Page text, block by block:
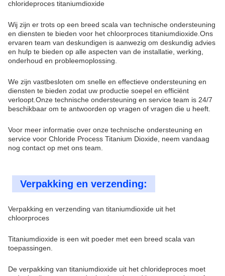
chlorideproces titaniumdioxide
Wij zijn er trots op een breed scala van technische ondersteuning
en diensten te bieden voor het chloorproces titaniumdioxide.Ons
ervaren team van deskundigen is aanwezig om deskundig advies
en hulp te bieden op alle aspecten van de installatie, werking,
onderhoud en probleemoplossing.
We zijn vastbesloten om snelle en effectieve ondersteuning en
diensten te bieden zodat uw productie soepel en efficiënt
verloopt.Onze technische ondersteuning en service team is 24/7
beschikbaar om te antwoorden op vragen of vragen die u heeft.
Voor meer informatie over onze technische ondersteuning en
service voor Chloride Process Titanium Dioxide, neem vandaag
nog contact op met ons team.
Verpakking en verzending:
Verpakking en verzending van titaniumdioxide uit het
chloorproces
Titaniumdioxide is een wit poeder met een breed scala van
toepassingen.
De verpakking van titaniumdioxide uit het chlorideproces moet